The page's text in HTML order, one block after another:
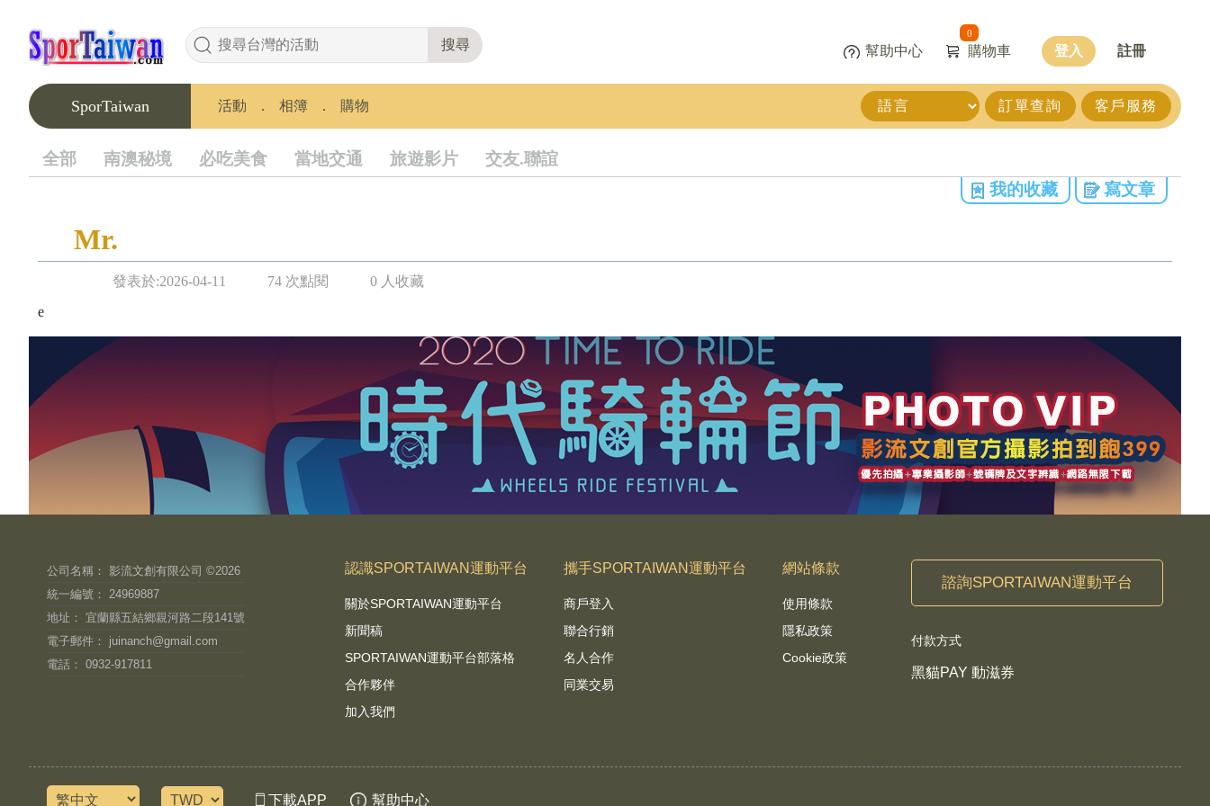
搜尋 幫助中心
0
購物車 登入 註冊
SporTaiwan 活動 ． 相簿 ． 購物 訂單查詢 客戶服務
全部 南澳秘境 必吃美食 當地交通 旅遊影片
交友.聯誼
我的收藏
寫文章
Mr.
發表於:2026-04-11 74 次點閱
0 人收藏
e
公司名稱： 影流文創有限公司 ©2026
統一編號： 24969887
地址： 宜蘭縣五結鄉親河路二段141號
電子郵件： juinanch@gmail.com
電話： 0932-917811
認識SPORTAIWAN運動平台
關於SPORTAIWAN運動平台
新聞稿
SPORTAIWAN運動平台部落格
合作夥伴
加入我們
攜手SPORTAIWAN運動平台
商戶登入
聯合行銷
名人合作
同業交易
網站條款
使用條款
隱私政策
Cookie政策
諮詢SPORTAIWAN運動平台
付款方式
黑貓PAY 動滋券
下載APP 幫助中心